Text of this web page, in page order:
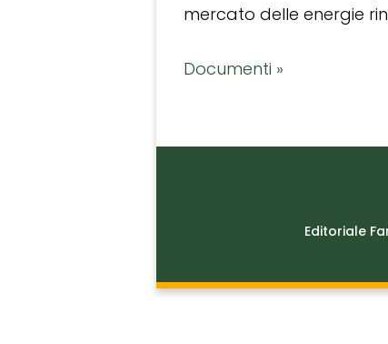
mercato delle energie
Documenti »
Editoriale